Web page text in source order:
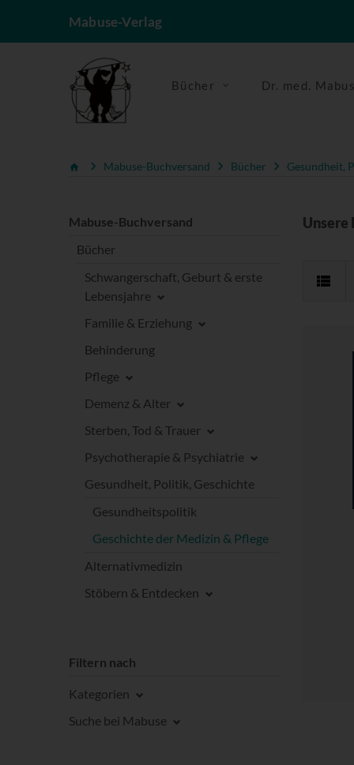
Mabuse-Verlag
Bücher Dr. med.
Mabuse-Buchversand Bücher Gesundheit,
Mabuse-Buchversand
Bücher
Schwangerschaft, Geburt & erste
Lebensjahre
Familie & Erziehung
Behinderung
Pflege
Demenz & Alter
Sterben, Tod & Trauer
Psychotherapie & Psychiatrie
Gesundheit, Politik, Geschichte
Gesundheitspolitik
Geschichte der Medizin & Pflege
Alternativmedizin
Stöbern & Entdecken
Filtern nach
Kategorien
Suche bei Mabuse
Unsere